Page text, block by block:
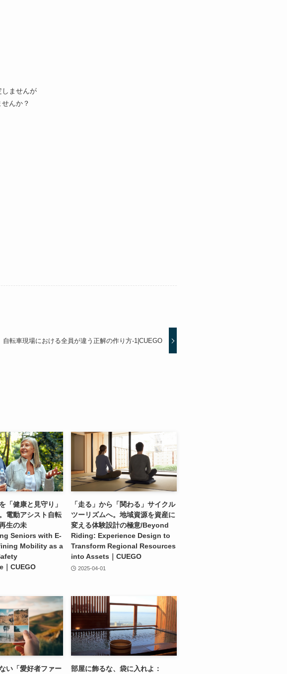
しませんが
んか？
自転車現場における全員が違う正解の作り方-1|CUEGO
「健康と見守り」
電動アシスト自転
生の未
Seniors with E-
Mobility as a
CUEGO
「走る」から「関わる」サイクル
ツーリズムへ。地域資源を資産に
変える体験設計の極意/Beyond
Riding: Experience Design to
Transform Regional Resources
into Assets｜CUEGO
2025-04-01
い「愛好者ファー 部屋に飾るな、袋に入れよ：